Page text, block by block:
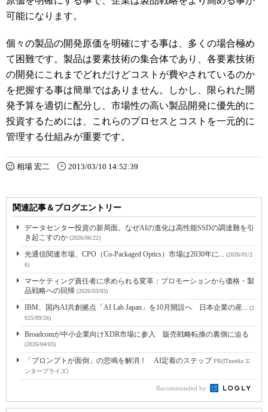
可能になります。
個々の製品の開発原価を明確にする事は、多くの場合極め
て困難です。製品は要素技術の集合体であり、各要素技術
の開発にこれまでどれだけどコストが費やされているのか
を把握する事は簡単ではありません。しかし、限られた開
発予算を適切に配分し、市場性の高い製品開発に優先的に
投資するためには、これらのプロセスとコストを一元的に
管理する仕組みが重要です。
相場 宏二 2013/03/10 14:52:39
関連記事＆ブログエントリー
データセンター投資の新局面。なぜAIの進化は高性能SSDの調達難を引
き起こすのか (2026/06/22)
光通信関連市場、CPO（Co-Packaged Optics）市場は2030年に... (2026/01/2
6)
マーケティング責任者に求められる変革：プロモーションから価格・製
品戦略への回帰 (2026/03/03)
IBM、国内AI共創拠点「AI Lab Japan」を10月開設へ 日本企業の産... (2
025/09/26)
Broadcomが中小企業向けXDR市場に参入 販売戦略転換の裏側に迫る
(2026/04/03)
「プロンプトが面倒」の悲鳴を解消！ AI定着のステップPR(ITmedia エ
ンタープライズ)
Recommended by